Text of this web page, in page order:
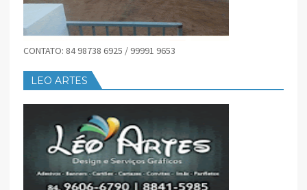
CONTATO: 84 98738 6925 / 99991 9653
LEO ARTES